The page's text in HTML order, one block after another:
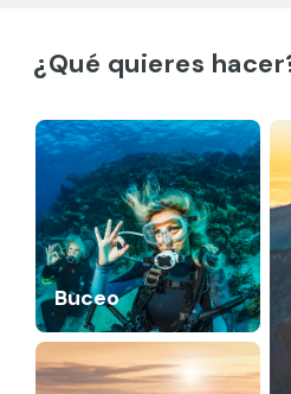
¿Qué quieres
Buceo